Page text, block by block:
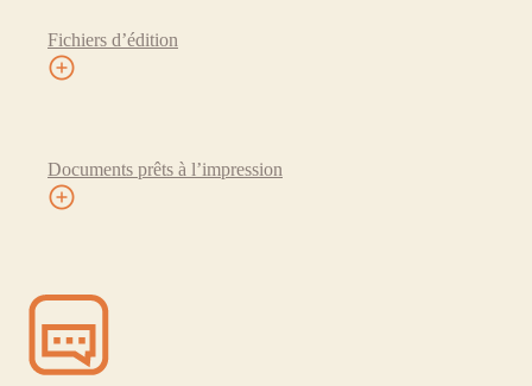
Fichiers d’édition
Documents prêts à l’impression